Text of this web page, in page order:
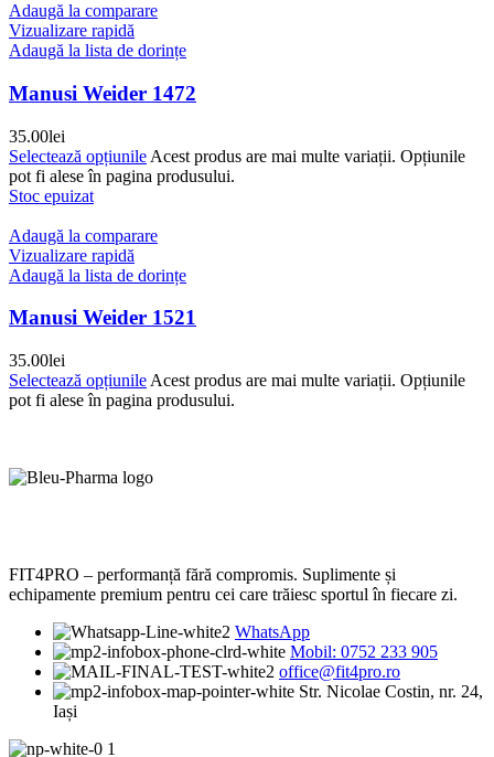
Adaugă la comparare
Vizualizare rapidă
Adaugă la lista de dorințe
Manusi Weider 1472
35.00lei
Selectează opțiunile Acest produs are mai multe variații. Opțiunile
pot fi alese în pagina produsului.
Stoc epuizat
Adaugă la comparare
Vizualizare rapidă
Adaugă la lista de dorințe
Manusi Weider 1521
35.00lei
Selectează opțiunile Acest produs are mai multe variații. Opțiunile
pot fi alese în pagina produsului.
FIT4PRO – performanță fără compromis. Suplimente și
echipamente premium pentru cei care trăiesc sportul în fiecare zi.
WhatsApp
Mobil: 0752 233 905
office@fit4pro.ro
Str. Nicolae Costin, nr. 24,
Iași